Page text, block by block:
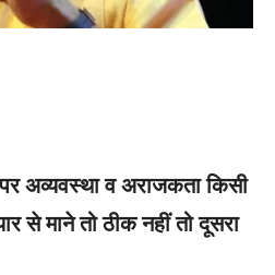
अव्यवस्था व अराजकता किसी
से माने तो ठीक नहीं तो दूसरा